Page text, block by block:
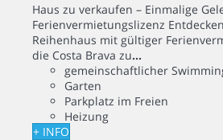
Haus zu verkaufen – Einmalige
Ferienvermietungslizenz
Reihenhaus mit gültiger
die Costa Brava zu...
gemeinschaftlicher
Garten
Parkplatz im Freien
Heizung
+ INFO